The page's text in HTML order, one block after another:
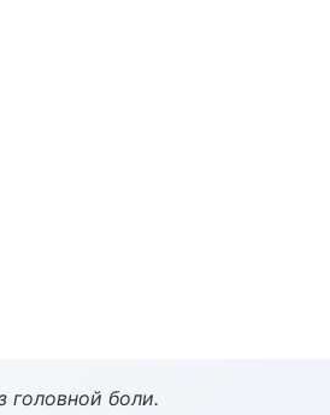
головной боли.